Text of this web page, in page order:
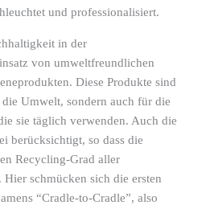
und professionalisiert.
in der
von umweltfreundlichen
Diese Produkte sind
Umwelt, sondern auch für die
sie täglich verwenden. Auch die
berücksichtigt, so dass die
Recycling-Grad aller
Hier schmücken sich die ersten
“Cradle-to-Cradle”, also